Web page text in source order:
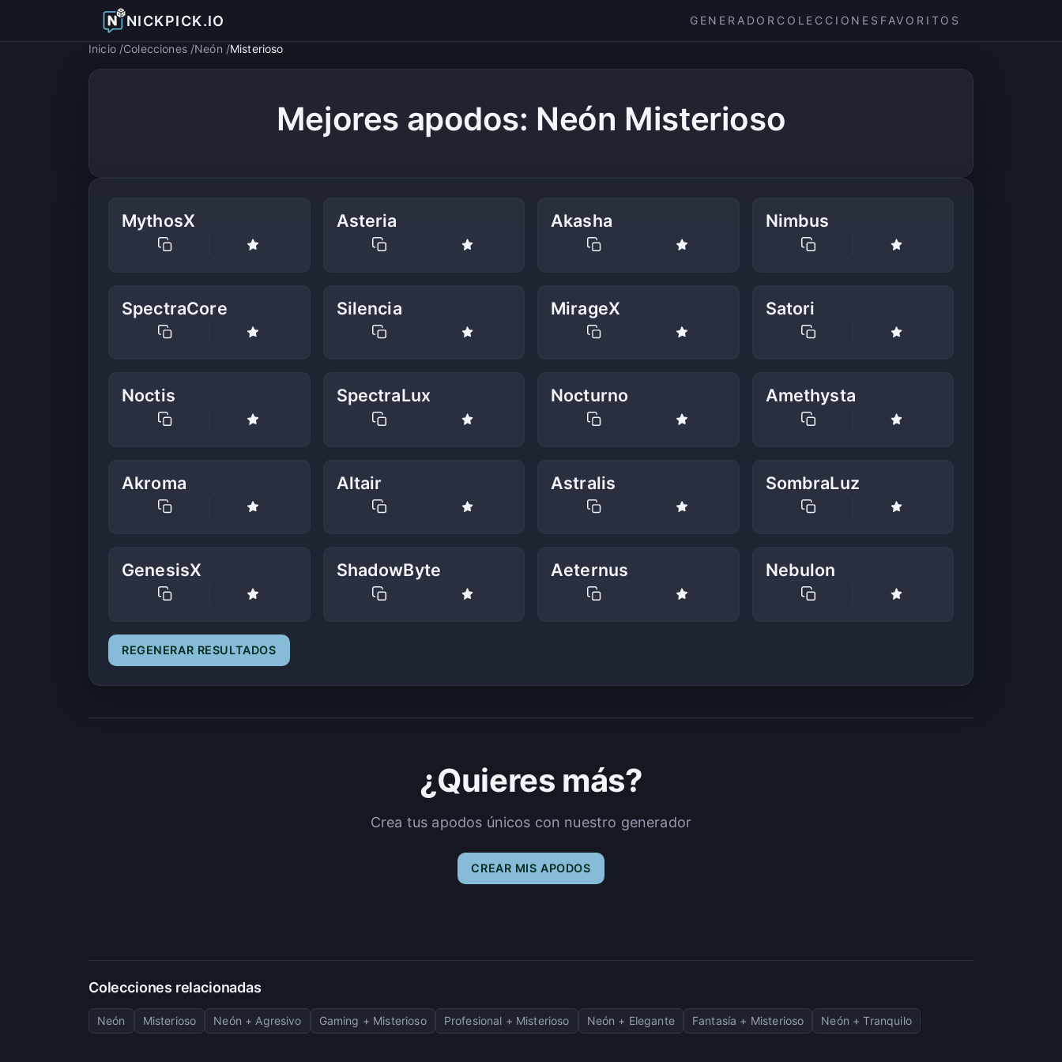
NICKPICK.IO GENERADOR COLECCIONES FAVORITOS
Inicio Colecciones Neón Misterioso
Mejores apodos: Neón Misterioso
MythosX Asteria Akasha Nimbus
SpectraCore Silencia MirageX Satori
Noctis SpectraLux Nocturno Amethysta
Akroma Altair Astralis SombraLuz
GenesisX ShadowByte Aeternus Nebulon
REGENERAR RESULTADOS
¿Quieres más?
Crea tus apodos únicos con nuestro generador
CREAR MIS APODOS
Colecciones relacionadas
Neón Misterioso Neón + Agresivo Gaming + Misterioso Profesional + Misterioso Neón + Elegante Fantasía + Misterioso Neón + Tranquilo